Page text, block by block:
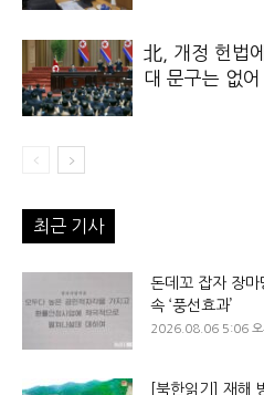
北, 개정 헌법
대 문구는 없어
최근 기사
돈데꼬 잡자 장
속 ‘풍선효과’
2026.08.06 5:06 오
[북한읽기] 재해